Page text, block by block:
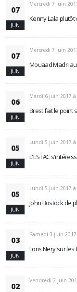
07
JUN
Mercredi 7 juin
Kenny Lala plutôt
07
JUN
Mercredi 7 juin
Mouaad Madri au
06
JUN
Mardi 6 juin 2017
Brest fait le point
05
JUN
Lundi 5 juin 2017 à
L'ESTAC
05
JUN
Lundi 5 juin 2017 à
John Bostock de
03
JUN
Samedi 3 juin
Loris Nery sur les
02
Vendredi 2 juin